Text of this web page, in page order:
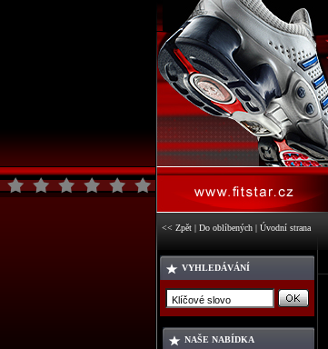
<< Zpět | Do oblíbených | Úvodní strana
VYHLEDÁVÁNÍ
NAŠE NABÍDKA